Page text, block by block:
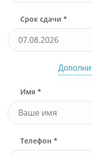
Срок сдачи *
Имя *
Телефон *